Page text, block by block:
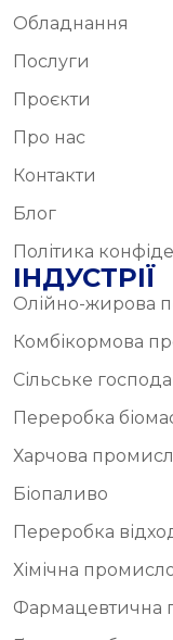
Обладнання
Послуги
Проєкти
Про нас
Контакти
Блог
Політика
ІНДУСТРІЇ
Олійно-жирова
Комбікормова
Сільське
Переробка
Харчова
Біопаливо
Переробка
Хімічна
Фармацевтична